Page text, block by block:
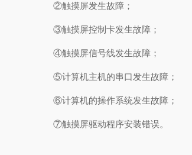
②触摸屏发生故障；
③触摸屏控制卡发生故障；
④触摸屏信号线发生故障；
⑤计算机主机的串口发生故障；
⑥计算机的操作系统发生故障；
⑦触摸屏驱动程序安装错误。